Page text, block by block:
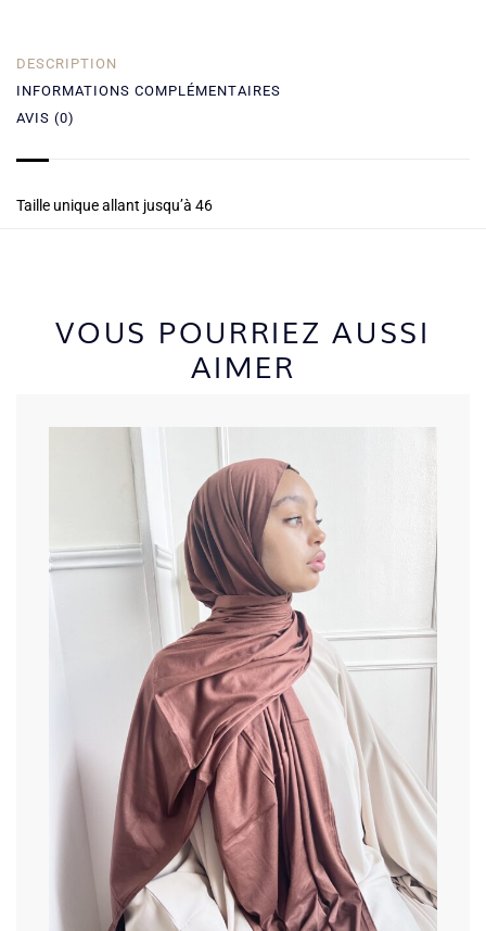
DESCRIPTION
INFORMATIONS COMPLÉMENTAIRES
AVIS (0)
Taille unique allant jusqu’à 46
VOUS POURRIEZ AUSSI
AIMER